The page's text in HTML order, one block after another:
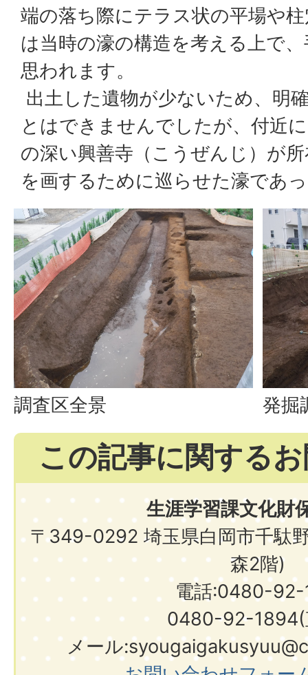
端の落ち際にテラス状の平場や
は当時の濠の構造を考える上で
思われます。
出土した遺物が少ないため、明
とはできませんでしたが、付近
の深い興善寺（こうぜんじ）が
を画するために巡らせた濠であ
調査区全景 発掘
この記事に関する
生涯学習課文化財
〒349-0292 埼玉県白岡市千駄
森2階)
電話:0480-92-
0480-92-1894(
メール